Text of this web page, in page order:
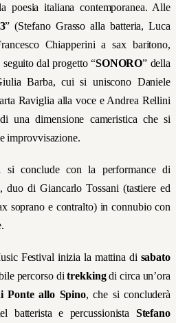
poesia italiana contemporanea. Alle
”(Stefano Grasso alla batteria, Luca
Chiapperini a sax baritono,
dal progetto “SONORO” della
Barba, cui si uniscono Daniele
Raviglia alla voce e Andrea Rellini
una dimensione cameristica che si
improvvisazione.
si conclude con la performance di
, duo di Giancarlo Tossani (tastiere ed
soprano e contralto) in connubio con
Festival inizia la mattina di sabato
percorso ditrekkingdi circa un’ora
Ponte allo Spino, che si concluderà
batterista e percussionista Stefano